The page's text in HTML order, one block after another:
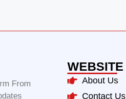
From
WEBSITE
About Us
Contact Us